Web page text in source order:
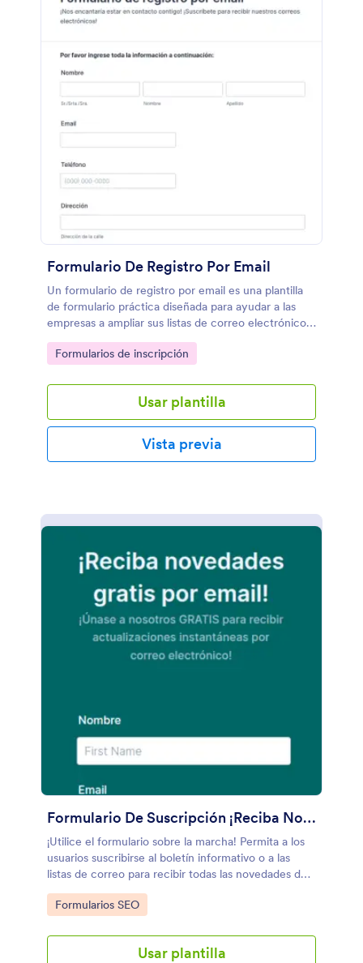
Formulario De Registro Por Email
Un formulario de registro por email es una plantilla
de formulario práctica diseñada para ayudar a las
empresas a ampliar sus listas de correo electrónico
mediante la recopilación de direcciones de correo
electrónico para boletines informativos, campañas y
Go to Category:
Formularios de inscripción
Usar plantilla
Vista previa
Formulario De Suscripción ¡Reciba Novedades Gratis Por Email!
¡Utilice el formulario sobre la marcha! Permita a los
usuarios suscribirse al boletín informativo o a las
listas de correo para recibir todas las novedades de
las organizaciones o empresas.
Go to Category:
Formularios SEO
Usar plantilla